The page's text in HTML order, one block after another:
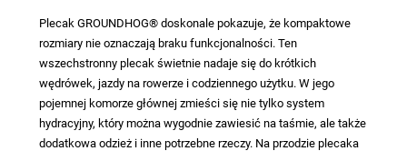
Plecak GROUNDHOG® doskonale pokazuje, że kompaktowe
rozmiary nie oznaczają braku funkcjonalności. Ten
wszechstronny plecak świetnie nadaje się do krótkich
wędrówek, jazdy na rowerze i codziennego użytku. W jego
pojemnej komorze głównej zmieści się nie tylko system
hydracyjny, który można wygodnie zawiesić na taśmie, ale także
dodatkowa odzież i inne potrzebne rzeczy. Na przodzie plecaka